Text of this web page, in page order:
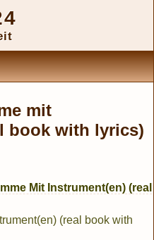
mit
book with lyrics)
Mit Instrument(en) (real